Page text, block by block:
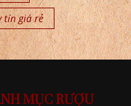
tín giá rẻ
MỤC RƯỢU